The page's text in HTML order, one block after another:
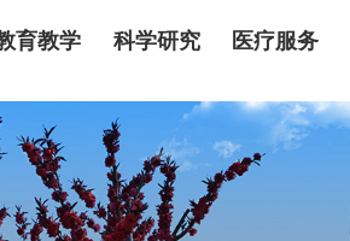
育教学 科学研究 医疗服务